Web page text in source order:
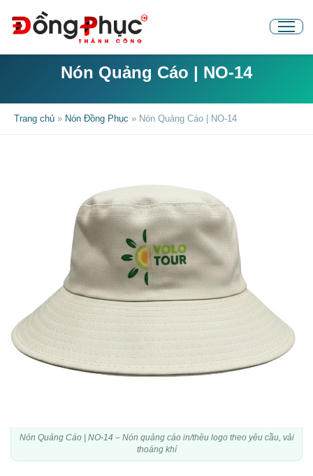
Nón Quảng Cáo | NO-14
Trang chủ » Nón Đồng Phục » Nón Quảng Cáo | NO-14
Nón Quảng Cáo | NO-14 – Nón quảng cáo in/thêu logo theo yêu cầu, vải
thoáng khí